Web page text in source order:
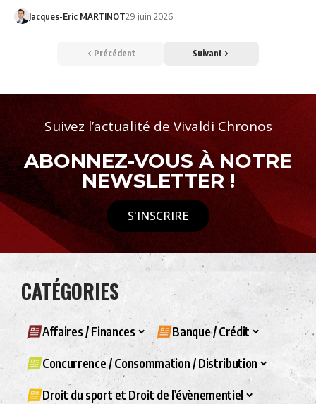
Jacques-Eric MARTINOT29 juin 2026
Précédent Suivant
Suivez l’actualité de Vivaldi Chronos
ABONNEZ-VOUS À NOTRE
NEWSLETTER !
S'INSCRIRE
CATÉGORIES
Affaires / Finances Banque / Crédit
Concurrence / Consommation / Distribution
Droit du sport et Droit de l’évènementiel